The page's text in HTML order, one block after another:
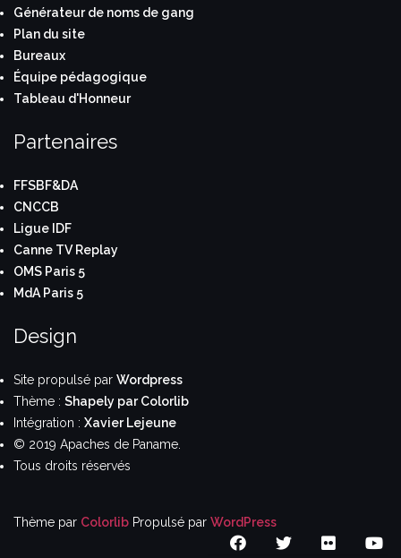
Générateur de noms de gang
Plan du site
Bureaux
Équipe pédagogique
Tableau d'Honneur
Partenaires
FFSBF&DA
CNCCB
Ligue IDF
Canne TV Replay
OMS Paris 5
MdA Paris 5
Design
Site propulsé par Wordpress
Thème : Shapely par Colorlib
Intégration : Xavier Lejeune
© 2019 Apaches de Paname.
Tous droits réservés
Thème par Colorlib Propulsé par WordPress